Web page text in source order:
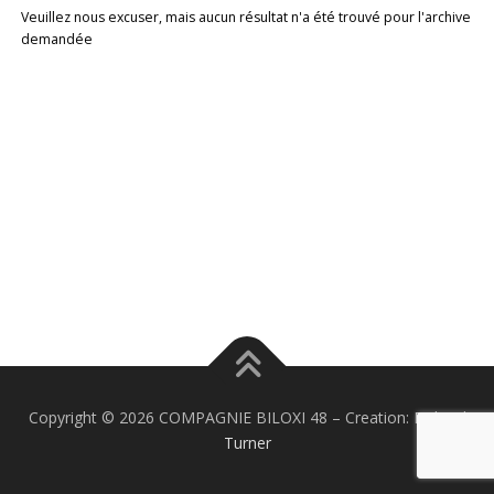
Veuillez nous excuser, mais aucun résultat n'a été trouvé pour l'archive
demandée
Copyright © 2026 COMPAGNIE BILOXI 48 – Creation: Richard
Turner